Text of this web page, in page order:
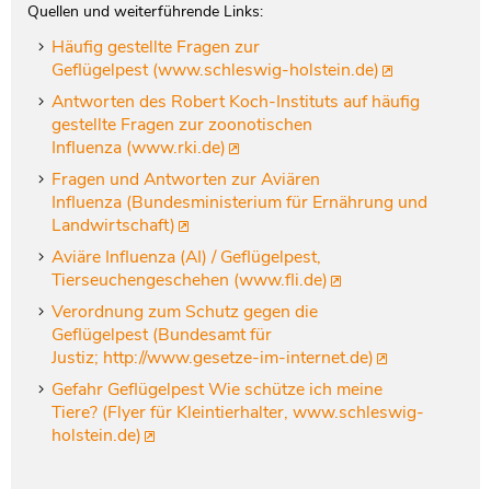
Quellen und weiterführende Links:
Häufig gestellte Fragen zur
Geflügelpest (www.schleswig-holstein.de)
Antworten des Robert Koch-Instituts auf häufig
gestellte Fragen zur zoonotischen
Influenza (www.rki.de)
Fragen und Antworten zur Aviären
Influenza (Bundesministerium für Ernährung und
Landwirtschaft)
Aviäre Influenza (AI) / Geflügelpest,
Tierseuchengeschehen (www.fli.de)
Verordnung zum Schutz gegen die
Geflügelpest (Bundesamt für
Justiz; http://www.gesetze-im-internet.de)
Gefahr Geflügelpest Wie schütze ich meine
Tiere? (Flyer für Kleintierhalter, www.schleswig-
holstein.de)